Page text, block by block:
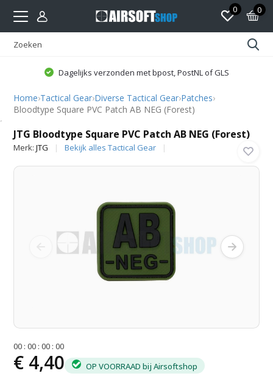
0 0
Dagelijks verzonden met bpost, PostNL of GLS
Home›Tactical Gear›Diverse Tactical Gear›Patches›
Bloodtype Square PVC Patch AB NEG (Forest)
JTG Bloodtype Square PVC Patch AB NEG (Forest)
Merk:JTG Bekijk alles Tactical Gear
00 :00 :00 :00
€ 4,40 OP VOORRAAD bij Airsoftshop